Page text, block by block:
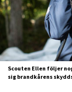
Scouten Ellen följer
sig brandkårens